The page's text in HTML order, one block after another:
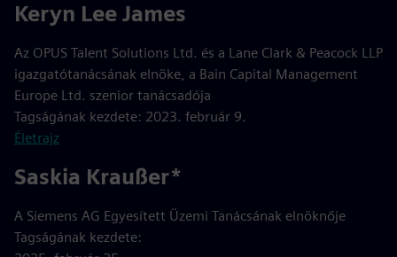
Keryn Lee James
Az OPUS Talent Solutions Ltd. és a Lane Clark & Peacock LLP
igazgatótanácsának elnöke, a Bain Capital Management
Europe Ltd. szenior tanácsadója
Tagságának kezdete: 2023. február 9.
Életrajz
Saskia Kraußer*
A Siemens AG Egyesített Üzemi Tanácsának elnöknője
Tagságának kezdete: